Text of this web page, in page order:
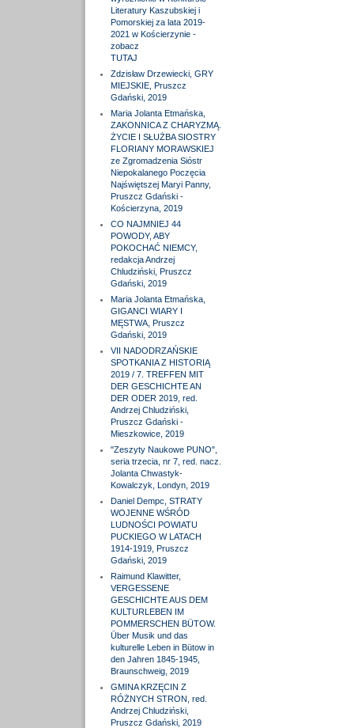
Literatury Kaszubskiej i
Pomorskiej za lata 2019-
2021 w Kościerzynie -
zobacz
TUTAJ
Zdzisław Drzewiecki, GRY
MIEJSKIE, Pruszcz
Gdański, 2019
Maria Jolanta Etmańska,
ZAKONNICA Z CHARYZMĄ.
ŻYCIE I SŁUŻBA SIOSTRY
FLORIANY MORAWSKIEJ
ze Zgromadzenia Sióstr
Niepokalanego Poczęcia
Najświętszej Maryi Panny,
Pruszcz Gdański -
Kościerzyna, 2019
CO NAJMNIEJ 44
POWODY, ABY
POKOCHAĆ NIEMCY,
redakcja Andrzej
Chludziński, Pruszcz
Gdański, 2019
Maria Jolanta Etmańska,
GIGANCI WIARY I
MĘSTWA, Pruszcz
Gdański, 2019
VII NADODRZAŃSKIE
SPOTKANIA Z HISTORIĄ
2019 / 7. TREFFEN MIT
DER GESCHICHTE AN
DER ODER 2019, red.
Andrzej Chludziński,
Pruszcz Gdański -
Mieszkowice, 2019
"Zeszyty Naukowe PUNO",
seria trzecia, nr 7, red. nacz.
Jolanta Chwastyk-
Kowalczyk, Londyn, 2019
Daniel Dempc, STRATY
WOJENNE WŚRÓD
LUDNOŚCI POWIATU
PUCKIEGO W LATACH
1914-1919, Pruszcz
Gdański, 2019
Raimund Klawitter,
VERGESSENE
GESCHICHTE AUS DEM
KULTURLEBEN IM
POMMERSCHEN BÜTOW.
Über Musik und das
kulturelle Leben in Bütow in
den Jahren 1845-1945,
Braunschweig, 2019
GMINA KRZĘCIN Z
RÓŻNYCH STRON, red.
Andrzej Chludziński,
Pruszcz Gdański, 2019